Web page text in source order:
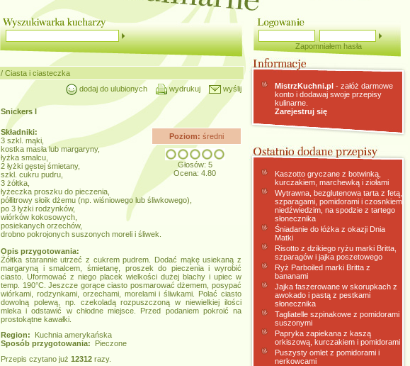
Zapomniałem hasła
/ Ciasta i ciasteczka
dodaj do ulubionych
wydrukuj wyślij
Snickers I
Poziom: średni
Głosów: 5
Ocena: 4.80
Składniki:
3 szkl. mąki,
kostka masła lub margaryny,
łyżka smalcu,
2 łyżki gęstej śmietany,
szkl. cukru pudru,
3 żółtka,
łyżeczka proszku do pieczenia,
półlitrowy słoik dżemu (np. wiśniowego lub śliwkowego),
po 3 łyżki rodzynków,
wiórków kokosowych,
posiekanych orzechów,
drobno pokrojonych suszonych moreli i śliwek.
Opis przygotowania:
Żółtka starannie utrzeć z cukrem pudrem. Dodać mąkę usiekaną z
margaryną i smalcem, śmietanę, proszek do pieczenia i wyrobić
ciasto. Uformować z niego placek wielkości dużej blachy i upiec w
temp. 190°C. Jeszcze gorące ciasto posmarować dżemem, posypać
wiórkami, rodzynkami, orzechami, morelami i śliwkami. Polać ciasto
dowolną polewą, np. czekoladą rozpuszczoną w niewielkiej ilości
mleka i odstawić w chłodne miejsce. Przed podaniem pokroić na
prostokątne kawałki.
Region: Kuchnia amerykańska
Sposób przygotowania: Pieczone
Przepis czytano już 12312 razy.
MistrzKuchni.pl- załóż darmowe
konto i dodawaj swoje przepisy
kulinarne.
Zarejestruj się
Kaszotto gryczane z botwinką,
kurczakiem, marchewką i ziołami
Wytrawna, bezglutenowa tarta z fetą,
szparagami, pomidorami i czosnkiem
niedźwiedzim, na spodzie z tartego
słonecznika
Śniadanie do łóżka z okazji Dnia
Matki
Risotto z dzikiego ryżu marki Britta,
szparagów i jajka poszetowego
Ryż Parboiled marki Britta z
bananami
Jajka faszerowane w skorupkach z
awokado i pastą z pestkami
słonecznika
Tagliatelle szpinakowe z pomidorami
suszonymi
Papryka zapiekana z kaszą
orkiszową, kurczakiem i pomidorami
Puszysty omlet z pomidorami i
nerkowcami